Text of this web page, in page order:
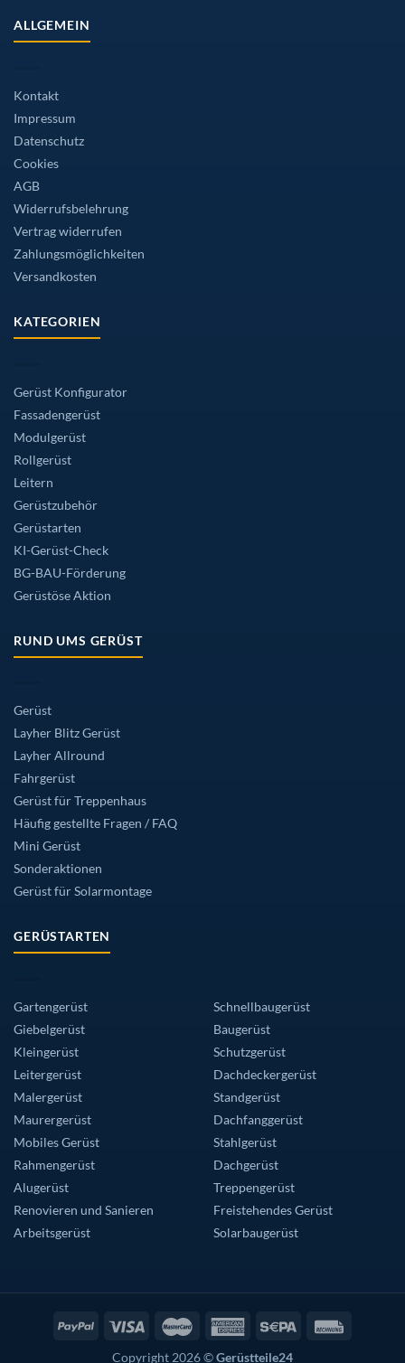
ALLGEMEIN
Kontakt
Impressum
Datenschutz
Cookies
AGB
Widerrufsbelehrung
Vertrag widerrufen
Zahlungsmöglichkeiten
Versandkosten
KATEGORIEN
Gerüst Konfigurator
Fassadengerüst
Modulgerüst
Rollgerüst
Leitern
Gerüstzubehör
Gerüstarten
KI-Gerüst-Check
BG-BAU-Förderung
Gerüstöse Aktion
RUND UMS GERÜST
Gerüst
Layher Blitz Gerüst
Layher Allround
Fahrgerüst
Gerüst für Treppenhaus
Häufig gestellte Fragen / FAQ
Mini Gerüst
Sonderaktionen
Gerüst für Solarmontage
GERÜSTARTEN
Gartengerüst
Giebelgerüst
Kleingerüst
Leitergerüst
Malergerüst
Maurergerüst
Mobiles Gerüst
Rahmengerüst
Alugerüst
Renovieren und Sanieren
Arbeitsgerüst
Schnellbaugerüst
Baugerüst
Schutzgerüst
Dachdeckergerüst
Standgerüst
Dachfanggerüst
Stahlgerüst
Dachgerüst
Treppengerüst
Freistehendes Gerüst
Solarbaugerüst
Copyright 2026 ©Gerüstteile24